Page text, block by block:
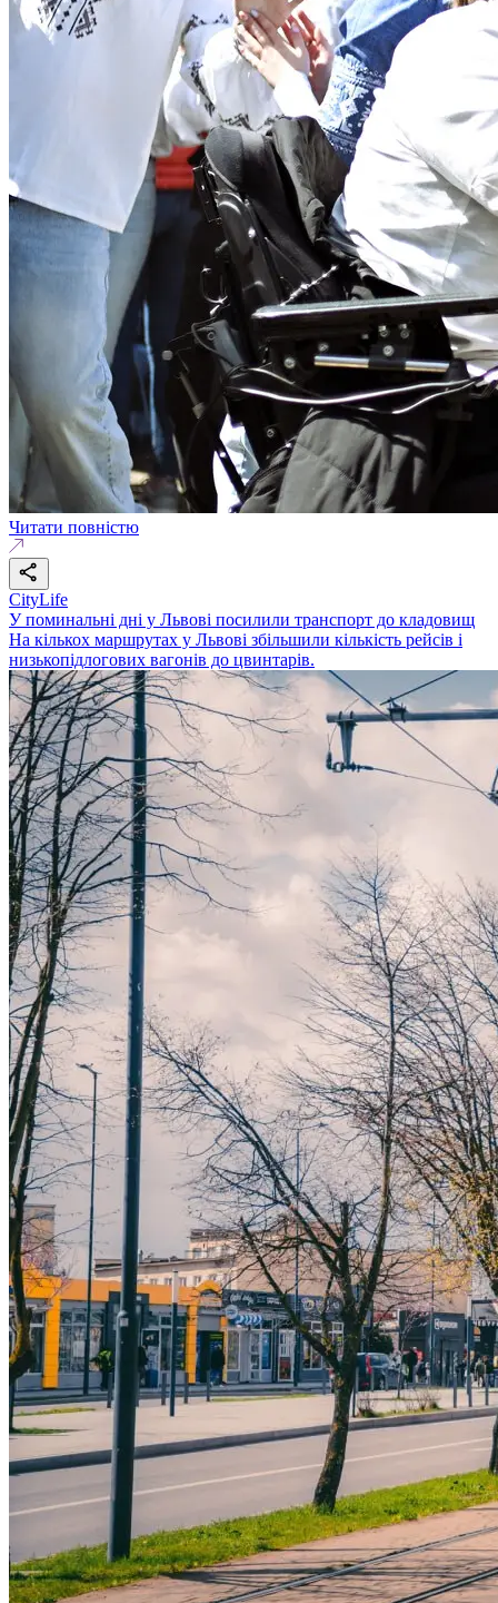
Читати повністю
CityLife
У поминальні дні у Львові посилили транспорт до кладовищ
На кількох маршрутах у Львові збільшили кількість рейсів і
низькопідлогових вагонів до цвинтарів.